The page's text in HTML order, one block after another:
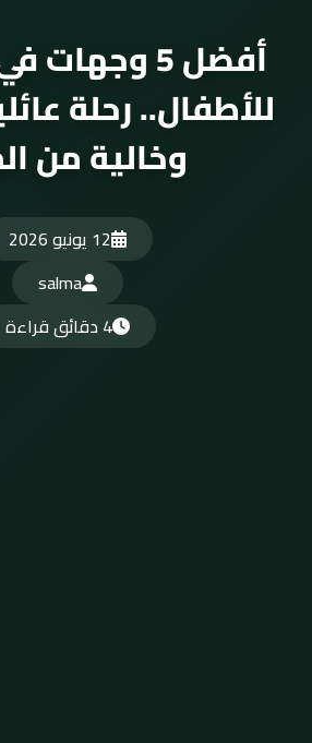
أفضل 5
للأطفال.. رحلة
وخالية من
12 يونيو 2026
salma
4 دقائق قراءة